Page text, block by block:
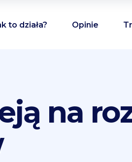
to działa? Opinie
na